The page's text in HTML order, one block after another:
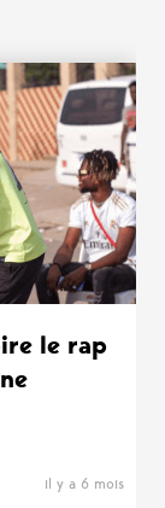
?
le rap
il y a 6 mois